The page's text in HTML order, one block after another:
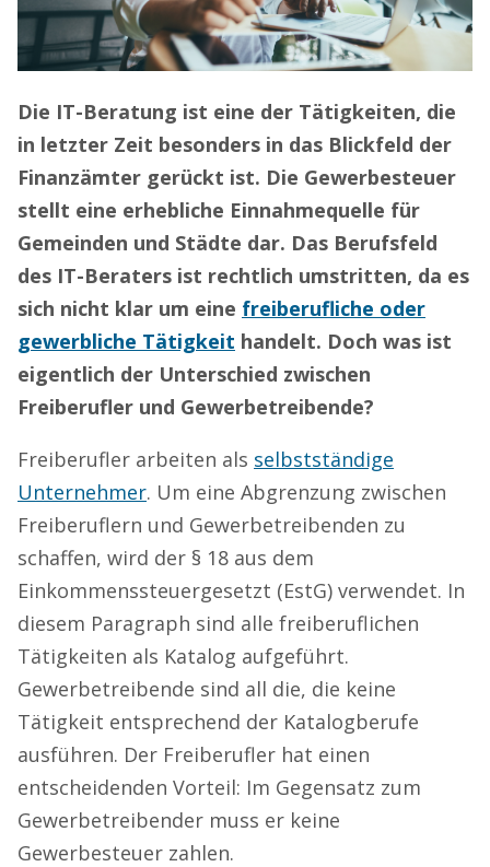
Die IT-Beratung ist eine der Tätigkeiten, die
in letzter Zeit besonders in das Blickfeld der
Finanzämter gerückt ist. Die Gewerbesteuer
stellt eine erhebliche Einnahmequelle für
Gemeinden und Städte dar. Das Berufsfeld
des IT-Beraters ist rechtlich umstritten, da es
sich nicht klar um eine freiberufliche oder
gewerbliche Tätigkeit handelt. Doch was ist
eigentlich der Unterschied zwischen
Freiberufler und Gewerbetreibende?
Freiberufler arbeiten als selbstständige
Unternehmer. Um eine Abgrenzung zwischen
Freiberuflern und Gewerbetreibenden zu
schaffen, wird der § 18 aus dem
Einkommenssteuergesetzt (EstG) verwendet. In
diesem Paragraph sind alle freiberuflichen
Tätigkeiten als Katalog aufgeführt.
Gewerbetreibende sind all die, die keine
Tätigkeit entsprechend der Katalogberufe
ausführen. Der Freiberufler hat einen
entscheidenden Vorteil: Im Gegensatz zum
Gewerbetreibender muss er keine
Gewerbesteuer zahlen.